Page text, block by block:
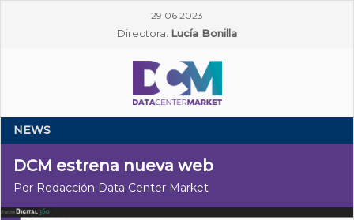
29 06 2023
Directora: Lucía Bonilla
NEWS
DCM estrena nueva web
Por Redacción Data Center Market